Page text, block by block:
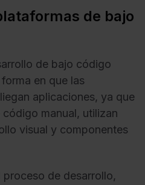
de bajo
de bajo código
en que las
aplicaciones, ya que
manual, utilizan
visual y componentes
proceso de desarrollo,